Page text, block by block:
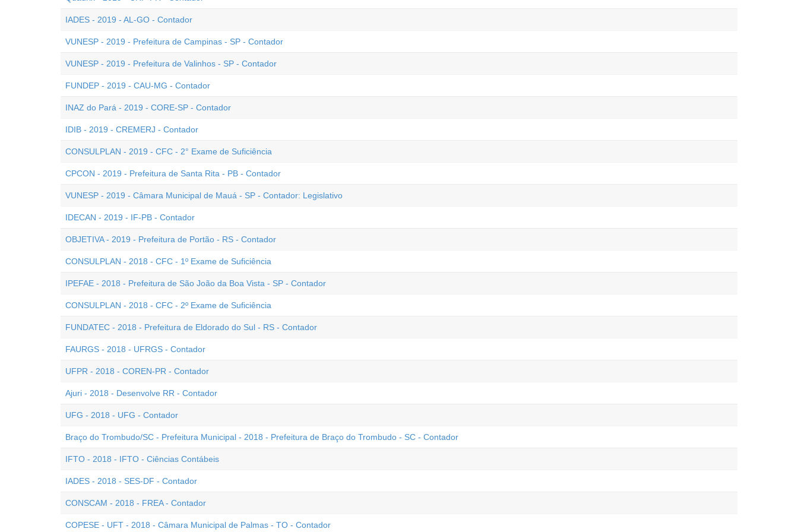
IADES - 2019 - AL-GO - Contador
VUNESP - 2019 - Prefeitura de Campinas - SP - Contador
VUNESP - 2019 - Prefeitura de Valinhos - SP - Contador
FUNDEP - 2019 - CAU-MG - Contador
INAZ do Pará - 2019 - CORE-SP - Contador
IDIB - 2019 - CREMERJ - Contador
CONSULPLAN - 2019 - CFC - 2° Exame de Suficiência
CPCON - 2019 - Prefeitura de Santa Rita - PB - Contador
VUNESP - 2019 - Câmara Municipal de Mauá - SP - Contador: Legislativo
IDECAN - 2019 - IF-PB - Contador
OBJETIVA - 2019 - Prefeitura de Portão - RS - Contador
CONSULPLAN - 2018 - CFC - 1º Exame de Suficiência
IPEFAE - 2018 - Prefeitura de São João da Boa Vista - SP - Contador
CONSULPLAN - 2018 - CFC - 2º Exame de Suficiência
FUNDATEC - 2018 - Prefeitura de Eldorado do Sul - RS - Contador
FAURGS - 2018 - UFRGS - Contador
UFPR - 2018 - COREN-PR - Contador
Ajuri - 2018 - Desenvolve RR - Contador
UFG - 2018 - UFG - Contador
Braço do Trombudo/SC - Prefeitura Municipal - 2018 - Prefeitura de Braço do Trombudo - SC - Contador
IFTO - 2018 - IFTO - Ciências Contábeis
IADES - 2018 - SES-DF - Contador
CONSCAM - 2018 - FREA - Contador
COPESE - UFT - 2018 - Câmara Municipal de Palmas - TO - Contador